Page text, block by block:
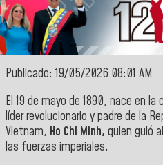
Publicado: 19/05/2026 08:01 AM
El 19 de mayo de 1890, nace en la
líder revolucionario y padre de la
Vietnam, Ho Chi Minh, quien guió
las fuerzas imperiales.